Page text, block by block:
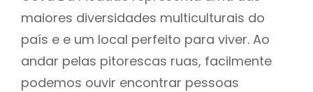
maiores diversidades multiculturais do
país e e um local perfeito para viver. Ao
andar pelas pitorescas ruas, facilmente
podemos ouvir encontrar pessoas